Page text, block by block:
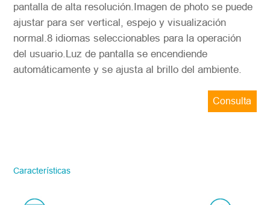
pantalla de alta resolución.Imagen de photo se puede
ajustar para ser vertical, espejo y visualización
normal.8 idiomas seleccionables para la operación
del usuario.Luz de pantalla se encendiende
automáticamente y se ajusta al brillo del ambiente.
Consulta
región/país. ¡Te responderemos lo antes
Características